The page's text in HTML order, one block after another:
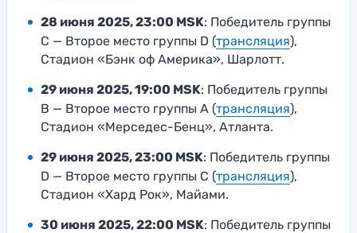
28 июня 2025, 23:00 MSK: Победитель группы
C — Второе место группы D (трансляция),
Стадион «Бэнк оф Америка», Шарлотт.
29 июня 2025, 19:00 MSK: Победитель группы
B — Второе место группы A (трансляция),
Стадион «Мерседес-Бенц», Атланта.
29 июня 2025, 23:00 MSK: Победитель группы
D — Второе место группы C (трансляция),
Стадион «Хард Рок», Майами.
30 июня 2025, 22:00 MSK: Победитель группы